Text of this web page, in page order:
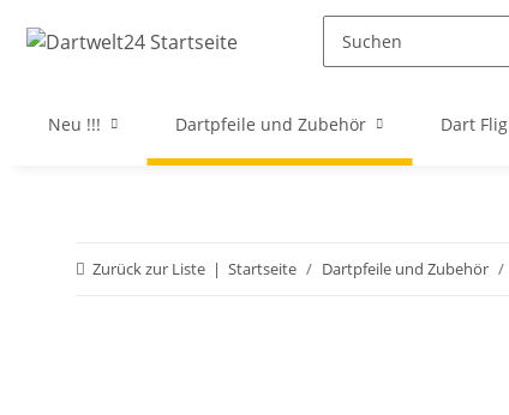
Neu !!! Dartpfeile und Zubehör Dart
Zurück zur Liste Startseite Dartpfeile und Zubehör